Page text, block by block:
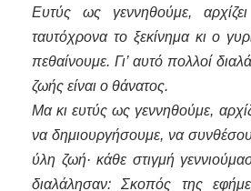
Ευτύς ως γεννηθούμε,
ταυτόχρονα το ξεκίνημα κι ο
πεθαίνουμε. Γι’ αυτό πολλοί
ζωής είναι ο θάνατος.
Μα κι ευτύς ως γεννηθούμε,
να δημιουργήσουμε, να
ύλη ζωή· κάθε στιγμή
διαλάλησαν: Σκοπός της